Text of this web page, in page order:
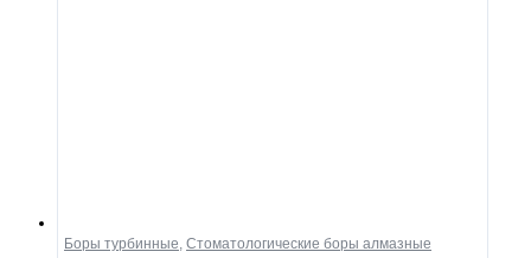
Боры турбинные, Стоматологические боры алмазные